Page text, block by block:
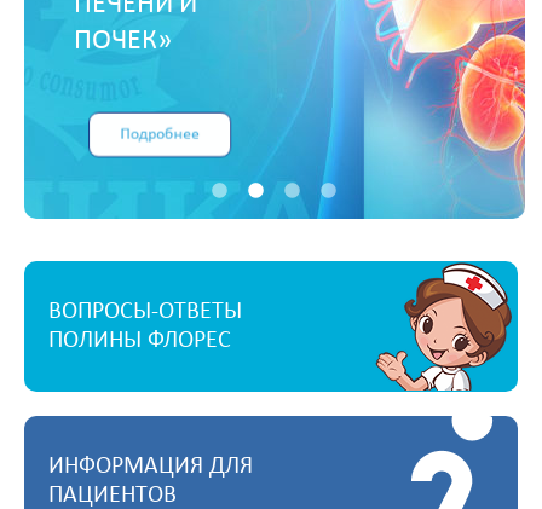
ПОЧЕК»
Подробнее
ВОПРОСЫ-ОТВЕТЫ
ПОЛИНЫ ФЛОРЕС
ИНФОРМАЦИЯ ДЛЯ
ПАЦИЕНТОВ